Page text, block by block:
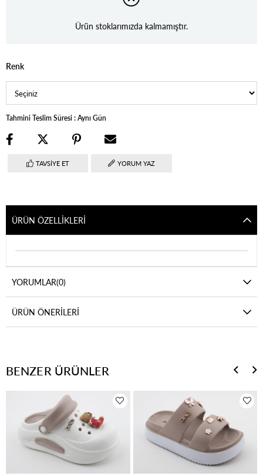
Ürün stoklarımızda kalmamıştır.
Renk
Tahmini Teslim Süresi:Aynı Gün
TAVSIYE ET YORUM YAZ
ÜRÜN ÖZELLIKLERI
YORUMLAR(0)
ÜRÜN ÖNERILERI
BENZER ÜRÜNLER